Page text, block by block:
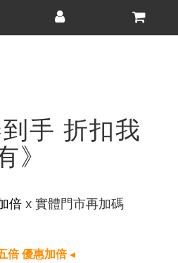
到手 折扣我
》
倍 x 實體門市再加碼
倍 優惠加倍◂